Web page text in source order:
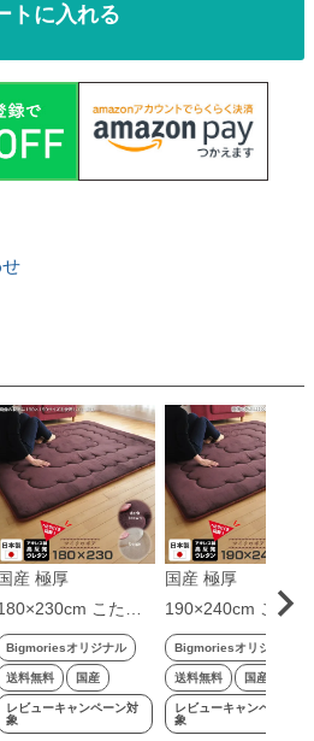
トに入れる
国産 極厚
こたつ
き布団 厚敷 マイ
ロボア 高反発 日
製 こたつ 敷布団
敷き 厚手ラグ 分
Bigmoriesオリジナル
送料無料 国産
レビューキャンペーン対
象
国産 極厚
190×240cm こたつ
敷き布団 厚敷 マイ
クロボア 高反発 日
本製 こたつ 敷布団
厚敷き 厚手ラグ 分
Bigmoriesオリジナル
送料無料 国産
レビューキャンペーン対
象